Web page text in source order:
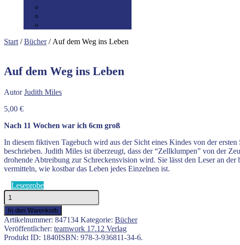
Start /Bücher/ Auf dem Weg ins Leben
Auf dem Weg ins Leben
AutorJudith Miles
5,00 €
Nach 11 Wochen war ich 6cm groß
In diesem fiktiven Tagebuch wird aus der Sicht eines Kindes von der
beschrieben. Judith Miles ist überzeugt, dass der “Zellklumpen” von der
drohende Abtreibung zur Schreckensvision wird. Sie lässt den Leser an
vermitteln, wie kostbar das Leben jedes Einzelnen ist.
Leseprobe
Auf
dem
Weg
ins
Leben
Menge
In den Warenkorb
Artikelnummer: 847134 Kategorie: Bücher
Veröffentlicher: teamwork 17.12 Verlag
Produkt ID: 1840ISBN: 978-3-936811-34-6.